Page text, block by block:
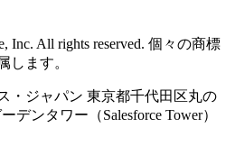
Inc. All rights reserved. 個々の商標
します。
・ジャパン 東京都千代田区丸の
デンタワー（Salesforce Tower）